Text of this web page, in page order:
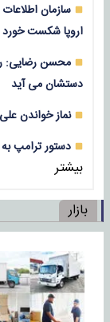
سازمان
اروپا شکست خورد
دستشان می آید
نماز خواندن
دستور ترامپ
بیشتر
بازار